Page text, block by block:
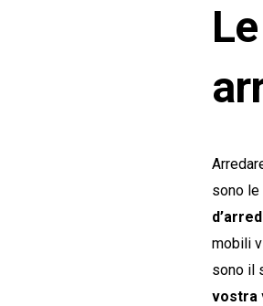
sono le
mobili
sono il
vostra